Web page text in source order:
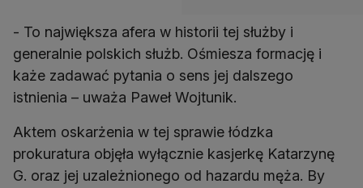
- To największa afera w historii tej służby i
generalnie polskich służb. Ośmiesza formację i
każe zadawać pytania o sens jej dalszego
istnienia – uważa Paweł Wojtunik.
Aktem oskarżenia w tej sprawie łódzka
prokuratura objęła wyłącznie kasjerkę Katarzynę
G. oraz jej uzależnionego od hazardu męża. By